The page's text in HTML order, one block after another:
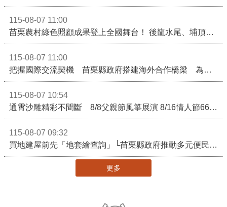
115-08-07 11:00
苗栗農村綠色照顧成果登上全國舞台！ 後龍水尾、埔頂社區前進2026高齡健康產業博覽會
115-08-07 11:00
把握國際交流契機 苗栗縣政府搭建海外合作橋梁 為在地產業爭取更多國際市場機會
115-08-07 10:54
通霄沙雕精彩不間斷 8/8父親節風箏展演 8/16情人節66對浪漫挑戰送好禮
115-08-07 09:32
買地建屋前先「地套繪查詢」└苗栗縣政府推動多元便民諮詢服務
更多